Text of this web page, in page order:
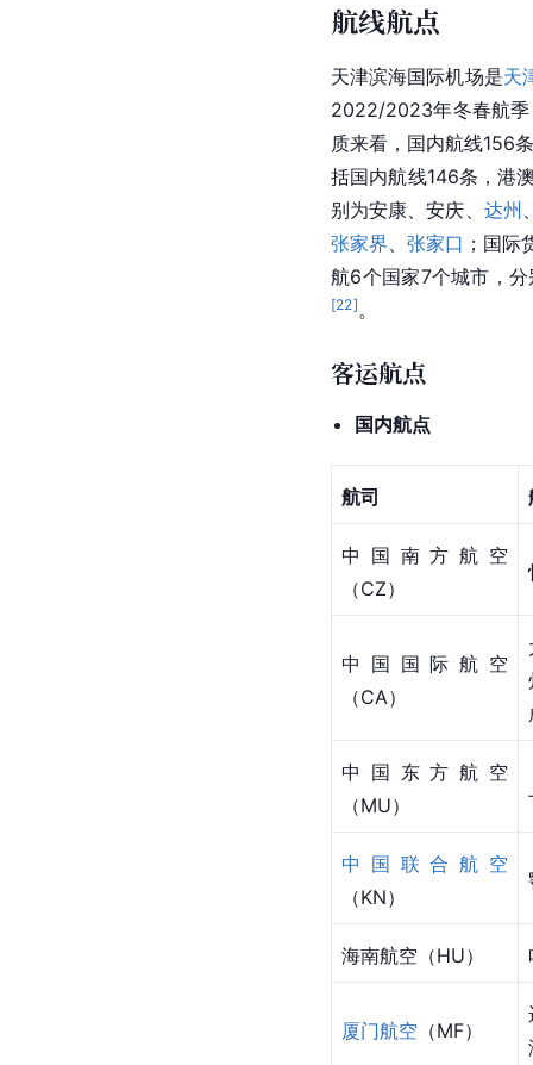
航线航点
天津滨海国际机场是天
2022/2023年冬春航季
质来看，国内航线156
括国内航线146条，港
别为安康、安庆、 达州
张家界、张家口 ；国
航6个国家7个城市，分
[22]。
客运航点
国内航点
航司
中国南方航空
（CZ）
中国国际航空
（CA）
中国东方航空
（MU）
中国联合航空
（KN）
海南航空（HU）
厦门航空 （MF）